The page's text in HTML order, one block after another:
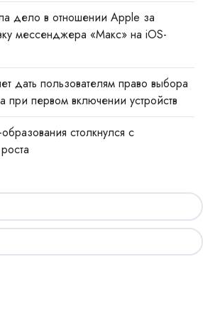
дело в отношении Apple за
мессенджера «Макс» на iOS-
дать пользователям право выбора
первом включении устройств
столкнулся с